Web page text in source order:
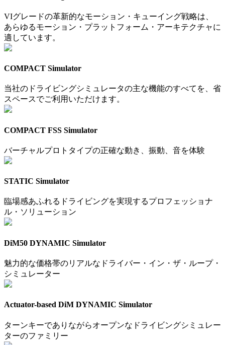
VIグレードの革新的なモーション・キューイング戦略は、
あらゆるモーション・プラットフォーム・アーキテクチャに
適しています。
COMPACT Simulator
当社のドライビングシミュレータの主な機能のすべてを、省
スペースでご利用いただけます。
COMPACT FSS Simulator
バーチャルプロトタイプの正確な動き、振動、音を体験
STATIC Simulator
臨場感あふれるドライビングを実現するプロフェッショナ
ル・ソリューション
DiM50 DYNAMIC Simulator
魅力的な価格帯のリアルなドライバー・イン・ザ・ループ・
シミュレーター
Actuator-based DiM DYNAMIC Simulator
ターンキーでありながらオープンなドライビングシミュレー
ターのファミリー